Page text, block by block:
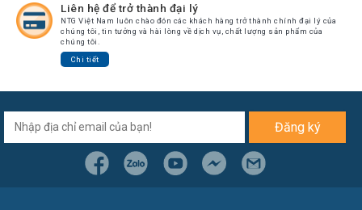
Chính
Sách
Sửa
Chữa
Liên hệ để trở thành đại lý
NTG Việt Nam luôn chào đón các khách hàng trở thành chính đại lý của
chúng tôi, tin tưởng và hài lòng về dịch vụ, chất lượng sản phẩm của
chúng tôi.
Chi tiết
Đăng ký